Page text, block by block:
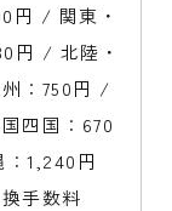
円 / 関東・
円 / 北陸・
：750円 /
四国：670
1,240円
手数料